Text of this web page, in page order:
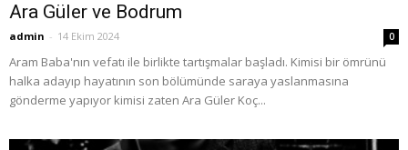
Ara Güler ve Bodrum
admin - 14 Ekim 2024 0
Aram Baba'nın vefatı ile birlikte tartışmalar başladı. Kimisi bir ömrünü
halka adayıp hayatının son bölümünde saraya yaslanmasına
gönderme yapıyor kimisi zaten Ara Güler Koç...